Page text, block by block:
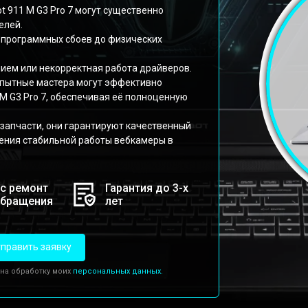
M G3 Pro 7 могут существенно
сбоев до физических
или некорректная работа драйверов.
мастера могут эффективно
G3 Pro 7, обеспечивая её полноценную
они гарантируют качественный
стабильной работы вебкамеры в
ремонт
Гарантия до 3-х
лет
заявку
обработку моих персональных данных.